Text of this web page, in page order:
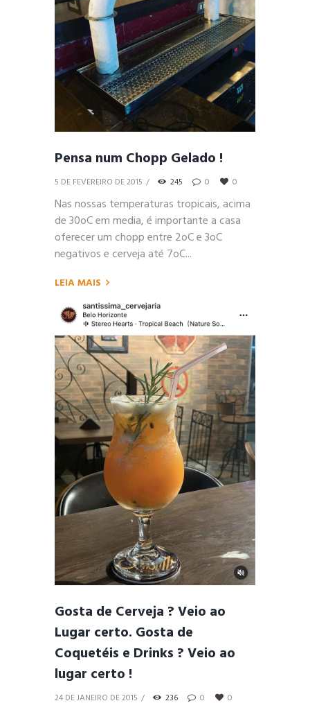
Pensa num Chopp Gelado !
5 DE FEVEREIRO DE 2015 245 0 0
Nas nossas temperaturas tropicais, acima
de 30oC em media, é importante a casa
oferecer um chopp entre 2oC e 3oC
negativos e cerveja até 7oC...
LEIA MAIS
Gosta de Cerveja ? Veio ao
Lugar certo. Gosta de
Coquetéis e Drinks ? Veio ao
lugar certo !
24 DE JANEIRO DE 2015 236 0 0